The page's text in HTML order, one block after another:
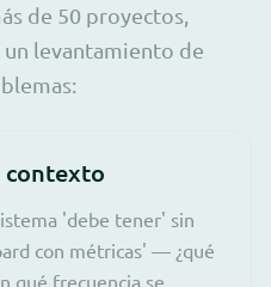
de 50 proyectos,
levantamiento de
contexto
'debe tener' sin
con métricas' — ¿qué
qué frecuencia se